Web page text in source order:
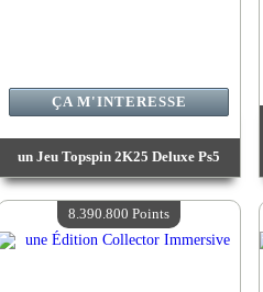
un Jeu Topspin 2K25 Deluxe Ps5
Valeur :9 325 700 Points
Quantité Disponible :4
ÇA M'INTERESSE
8.390.800 Points